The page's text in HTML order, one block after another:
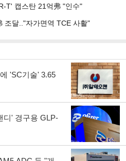
T' 캡스탄 21억弗 "인수"
조달.."자가면역 TCE 사활"
'SC기술' 3.65
디' 경구용 GLP-